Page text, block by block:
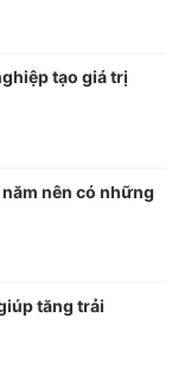
tạo giá trị
nên có những
tăng trải